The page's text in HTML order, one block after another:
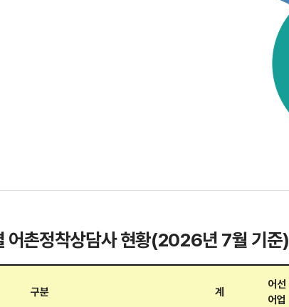
어촌정착상담사 현황(2026년 7월 기준)
구분 계
어선
어업